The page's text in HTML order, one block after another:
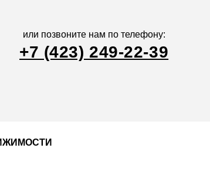
или позвоните нам по телефону:
+7 (423) 249-22-39